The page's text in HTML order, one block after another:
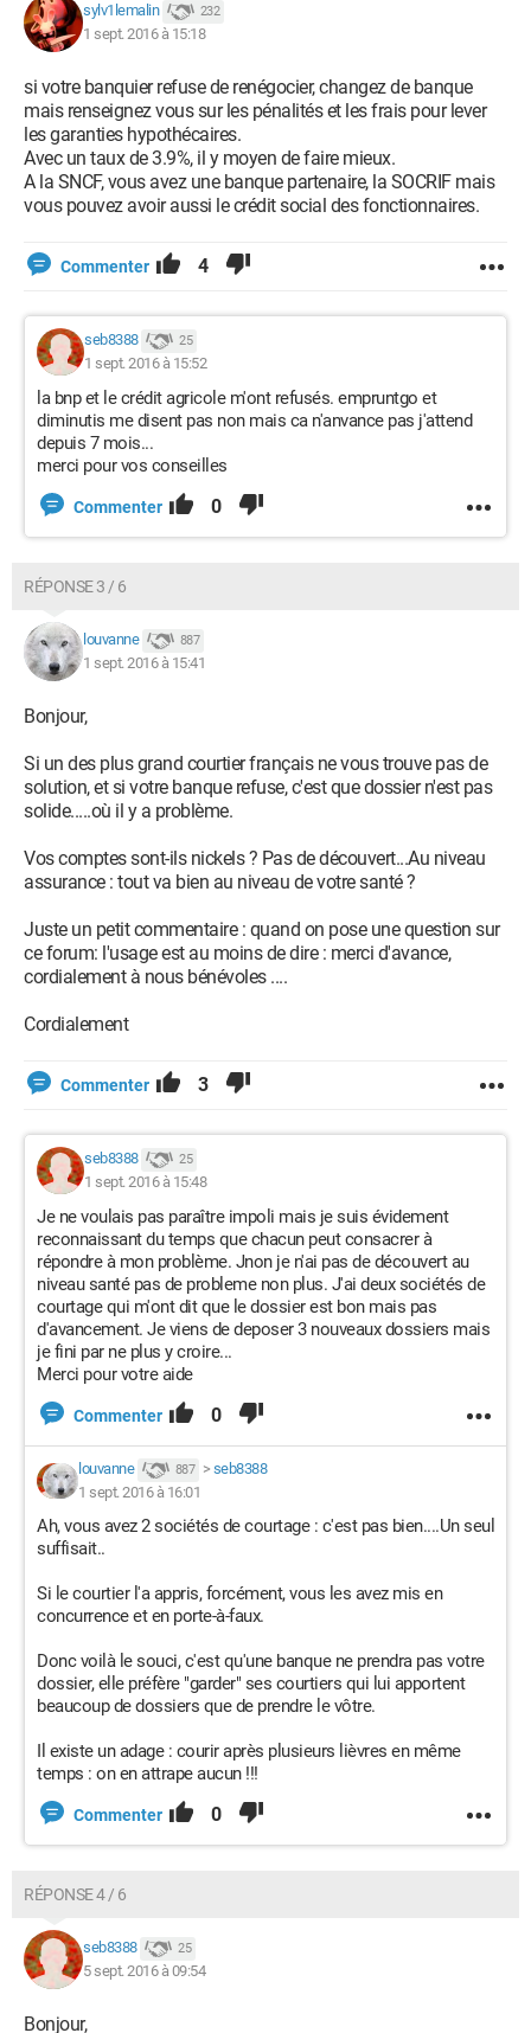
sylv1lemalin 232
1 sept. 2016 à 15:18
si votre banquier refuse de renégocier, changez de banque
mais renseignez vous sur les pénalités et les frais pour lever
les garanties hypothécaires.
Avec un taux de 3.9%, il y moyen de faire mieux.
A la SNCF, vous avez une banque partenaire, la SOCRIF mais
vous pouvez avoir aussi le crédit social des fonctionnaires.
Commenter 4
seb8388 25
1 sept. 2016 à 15:52
la bnp et le crédit agricole m'ont refusés. empruntgo et
diminutis me disent pas non mais ca n'anvance pas j'attend
depuis 7 mois...
merci pour vos conseilles
Commenter 0
RÉPONSE 3 / 6
louvanne 887
1 sept. 2016 à 15:41
Bonjour,
Si un des plus grand courtier français ne vous trouve pas de
solution, et si votre banque refuse, c'est que dossier n'est pas
solide.....où il y a problème.
Vos comptes sont-ils nickels ? Pas de découvert...Au niveau
assurance : tout va bien au niveau de votre santé ?
Juste un petit commentaire : quand on pose une question sur
ce forum: l'usage est au moins de dire : merci d'avance,
cordialement à nous bénévoles ....
Cordialement
Commenter 3
seb8388 25
1 sept. 2016 à 15:48
Je ne voulais pas paraître impoli mais je suis évidement
reconnaissant du temps que chacun peut consacrer à
répondre à mon problème. Jnon je n'ai pas de découvert au
niveau santé pas de probleme non plus. J'ai deux sociétés de
courtage qui m'ont dit que le dossier est bon mais pas
d'avancement. Je viens de deposer 3 nouveaux dossiers mais
je fini par ne plus y croire...
Merci pour votre aide
Commenter 0
louvanne 887 > seb8388
1 sept. 2016 à 16:01
Ah, vous avez 2 sociétés de courtage : c'est pas bien....Un seul
suffisait..
Si le courtier l'a appris, forcément, vous les avez mis en
concurrence et en porte-à-faux.
Donc voilà le souci, c'est qu'une banque ne prendra pas votre
dossier, elle préfère "garder" ses courtiers qui lui apportent
beaucoup de dossiers que de prendre le vôtre.
Il existe un adage : courir après plusieurs lièvres en même
temps : on en attrape aucun !!!
Commenter 0
RÉPONSE 4 / 6
seb8388 25
5 sept. 2016 à 09:54
Bonjour,